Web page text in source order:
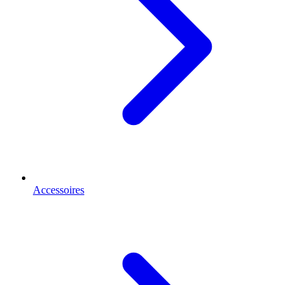
Accessoires